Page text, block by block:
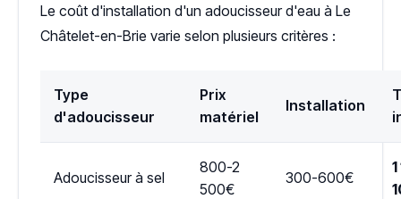
Le coût d'installation d'un adoucisseur d'eau à Le
Châtelet-en-Brie varie selon plusieurs critères :
Type
d'adoucisseur
Prix
matériel
Installation
Adoucisseur à sel
800-2
500€
300-600€